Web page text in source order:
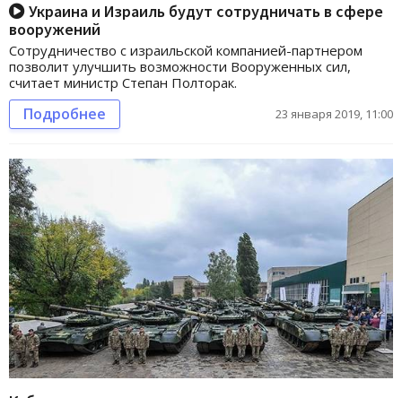
Украина и Израиль будут сотрудничать в сфере
вооружений
Сотрудничество с израильской компанией-партнером
позволит улучшить возможности Вооруженных сил,
считает министр Степан Полторак.
Подробнее 23 января 2019, 11:00